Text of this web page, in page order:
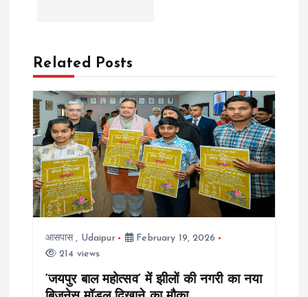
a
v
g
a
Related Posts
आसपास, Udaipur
February 19, 2026
214 views
‘जयपुर बाल महोत्सव’ में झीलों की नगरी का नया